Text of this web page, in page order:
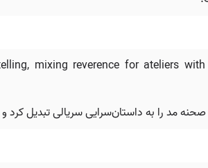
mixing reverence for ateliers with
مد را به داستان‌سرایی سریالی تبدیل